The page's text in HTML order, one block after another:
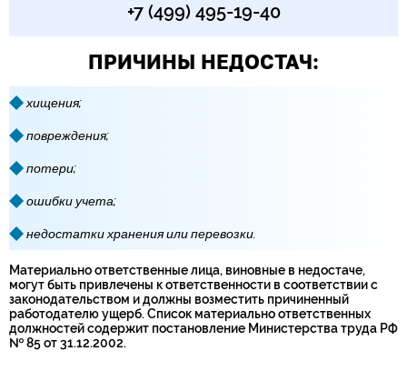
+7 (499) 495-19-40
ПРИЧИНЫ НЕДОСТАЧ:
хищения;
повреждения;
потери;
ошибки учета;
недостатки хранения или перевозки.
Материально ответственные лица, виновные в недостаче,
могут быть привлечены к ответственности в соответствии с
законодательством и должны возместить причиненный
работодателю ущерб. Список материально ответственных
должностей содержит постановление Министерства труда РФ
№ 85 от 31.12.2002.